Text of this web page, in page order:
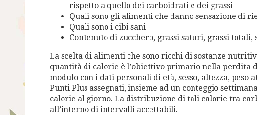
rispetto a quello dei carboidrati e dei grassi
Quali sono gli alimenti che danno sensazione di
Quali sono i cibi sani
Contenuto di zucchero, grassi saturi, grassi
La scelta di alimenti che sono ricchi di sostanze
quantità di calorie è l’obiettivo primario nella perdita
modulo con i dati personali di età, sesso, altezza,
Punti Plus assegnati, insieme ad un conteggio
calorie al giorno. La distribuzione di tali calorie tra
all’interno di intervalli accettabili.